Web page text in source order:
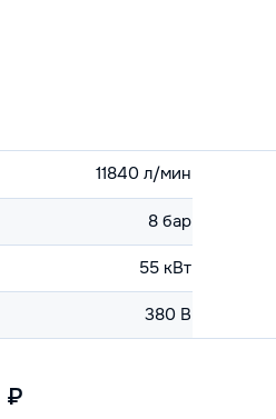
11840 л/мин
8 бар
55 кВт
380 В
₽